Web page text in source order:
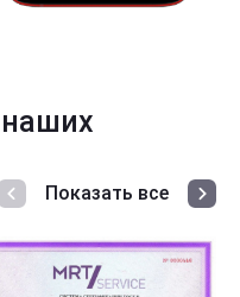
Показать все